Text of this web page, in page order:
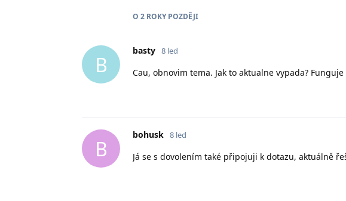
O 2 ROKYPOZDĚJI
B
basty 8 led
Cau, obnovim tema. Jak to aktualne vypada? Funguje
B
bohusk 8 led
Já se s dovolením také připojuji k dotazu, aktuálně